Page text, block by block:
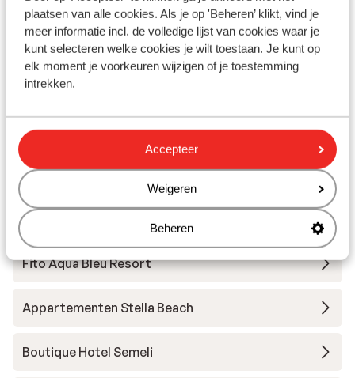
plaatsen van alle cookies. Als je op 'Beheren’ klikt, vind je
meer informatie incl. de volledige lijst van cookies waar je
kunt selecteren welke cookies je wilt toestaan. Je kunt op
elk moment je voorkeuren wijzigen of je toestemming
intrekken.
Accepteer
Weigeren
Beheren
(Mini)supermarkt: 150 m
Restaurant: 50 m
Andere accommodaties in Samos
Appartementen Le Jardin
Appartementen Aiolos
Appartementen Lito
Fito Aqua Bleu Resort
Appartementen Stella Beach
Boutique Hotel Semeli